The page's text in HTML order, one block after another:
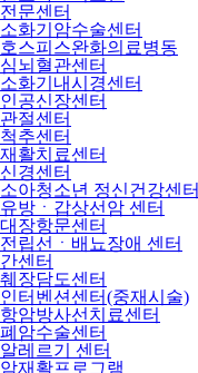
전문센터
소화기암수술센터
호스피스완화의료병동
심뇌혈관센터
소화기내시경센터
인공신장센터
관절센터
척추센터
재활치료센터
신경센터
소아청소년 정신건강센터
유방ㆍ갑상선암 센터
대장항문센터
전립선ㆍ배뇨장애 센터
간센터
췌장담도센터
인터벤션센터(중재시술)
항암방사선치료센터
폐암수술센터
알레르기 센터
암재활프로그램